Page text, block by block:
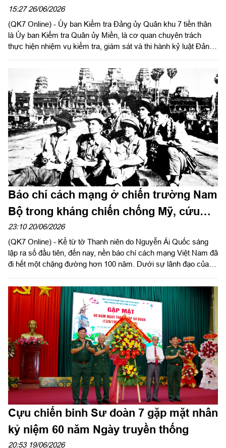
khu 7
15:27 26/06/2026
(QK7 Online) - Ủy ban Kiểm tra Đảng ủy Quân khu 7 tiền thân
là Ủy ban Kiểm tra Quân ủy Miền, là cơ quan chuyên trách
thực hiện nhiệm vụ kiểm tra, giám sát và thi hành kỷ luật Đảng
(2/7/1976 - 2/7/2026), UBKT Đảng ủy Quân khu không ngừng
được củng cố, kiện toàn và phát triển. Nhằm ghi nhận và biểu
dương những thành tích đạt được trong thời gian qua, Chính ủy
Quân khu 7 gửi thư khen cán bộ, chiến sĩ Ngành Kiểm tra Đảng
Quân khu 7. Báo Quân khu đăng toàn văn Thư khen của đồng
chí Chính ủy Quân khu.
Báo chí cách mạng ở chiến trường Nam
Bộ trong kháng chiến chống Mỹ, cứu
nước
23:10 20/06/2026
(QK7 Online) - Kể từ tờ Thanh niên do Nguyễn Ái Quốc sáng
lập ra số đầu tiên, đến nay, nền báo chí cách mạng Việt Nam đã
đi hết một chặng đường hơn 100 năm. Dưới sự lãnh đạo của
tộc. Trong cuộc kháng chiến chống Mỹ cứu nước, cùng với hệ
thống báo chí cách mạng và tiến bộ trên phạm vi cả nước,
những tờ báo xuất bản tại mặt trận ở chiến trường Nam Bộ đã
thực sự trở thành một mũi tiến công trong thế trận “hai chân”,
“ba mũi”, một thứ vũ khí tin cậy và sắc bén của Trung ương
Cục, Nhân dân và LLVT Nhân dân giải phóng miền Nam Việt
Nam.
Cựu chiến binh Sư đoàn 7 gặp mặt nhân
kỷ niệm 60 năm Ngày truyền thống
20:53 19/06/2026